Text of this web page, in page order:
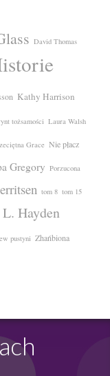
David Thomas
Kathy Harrison
tożsamości Laura Walsh
Grace Nie płacz
Gregory Porzucona
tom 8 tom 15
Hayden
pustyni Zhańbiona